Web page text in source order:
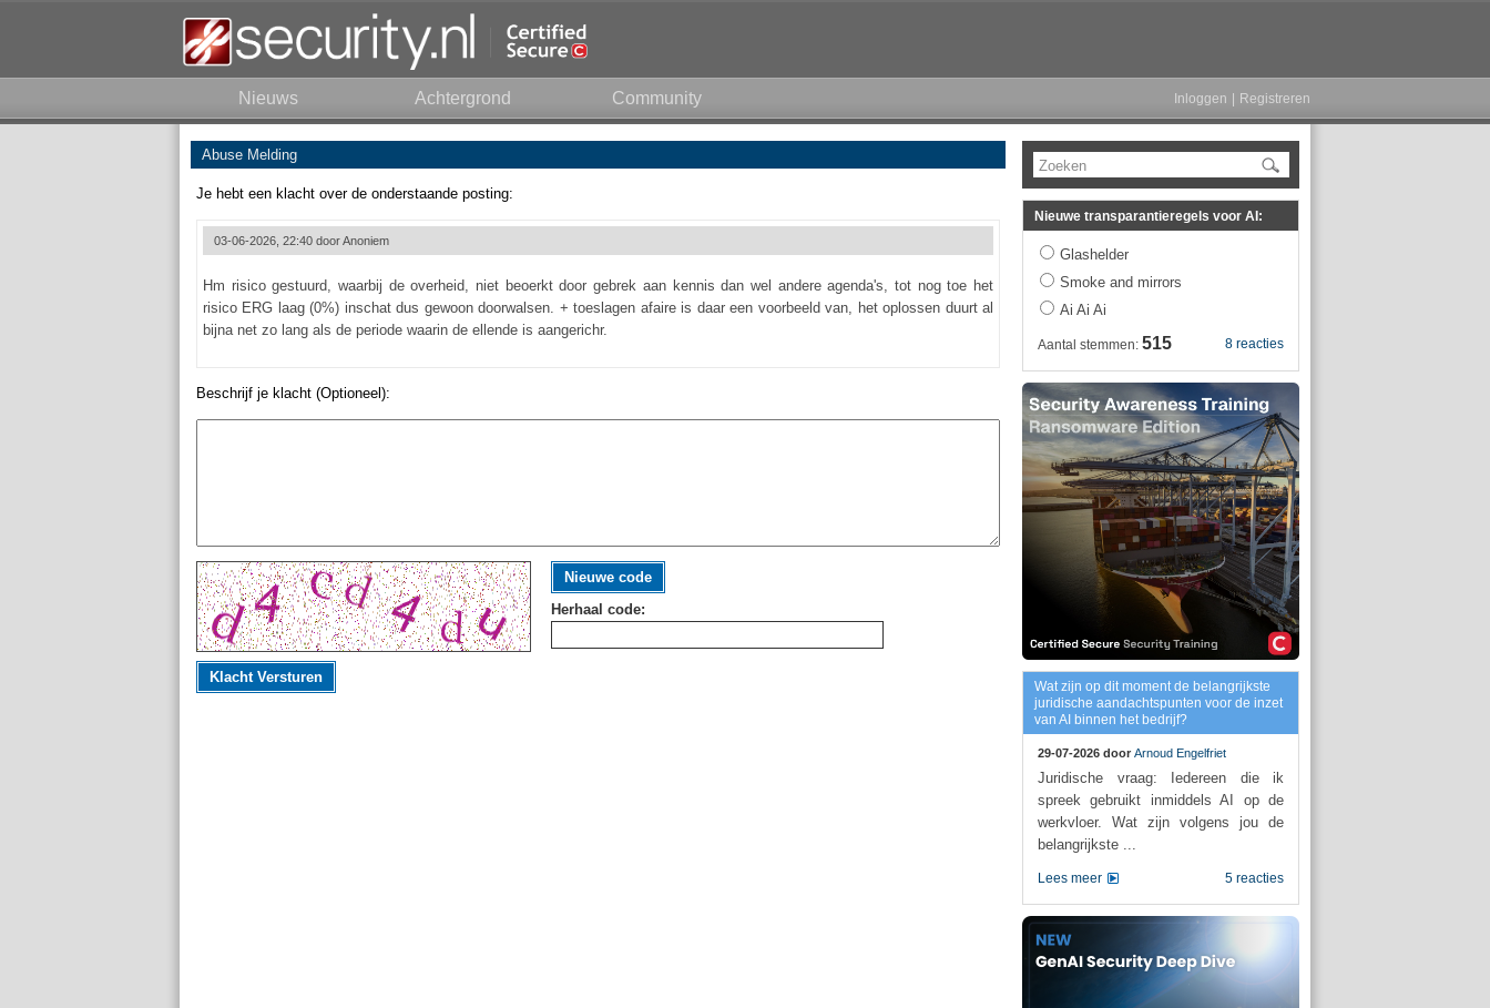
Nieuws Achtergrond Community Inloggen Registreren
Abuse Melding
Je hebt een klacht over de onderstaande posting:
03-06-2026, 22:40 doorAnoniem
Hm risico gestuurd, waarbij de overheid, niet beoerkt door gebrek aan kennis dan wel andere agenda's, tot nog toe het
risico ERG laag (0%) inschat dus gewoon doorwalsen. + toeslagen afaire is daar een voorbeeld van, het oplossen duurt al
bijna net zo lang als de periode waarin de ellende is aangerichr.
Beschrijf je klacht (Optioneel):
Nieuwe code
Herhaal code:
Klacht Versturen
Zoeken
Nieuwe transparantieregels voor AI:
Glashelder
Smoke and mirrors
Ai Ai Ai
8 reacties
Aantal stemmen: 515
Wat zijn op dit moment de belangrijkste
juridische aandachtspunten voor de inzet
van AI binnen het bedrijf?
29-07-2026 door Arnoud Engelfriet
Juridische vraag: Iedereen die ik
spreek gebruikt inmiddels AI op de
werkvloer. Wat zijn volgens jou de
belangrijkste ...
5 reacties
Lees meer